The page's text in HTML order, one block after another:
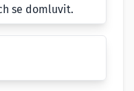
se domluvit.